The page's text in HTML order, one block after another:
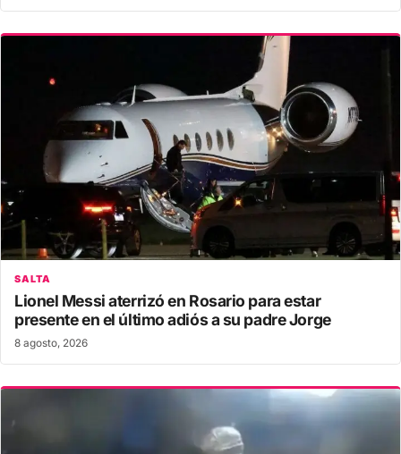
SALTA
Lionel Messi aterrizó en Rosario para estar
presente en el último adiós a su padre Jorge
8 agosto, 2026